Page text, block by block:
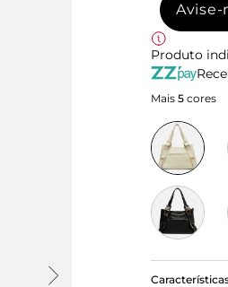
Avise-
Produto
Mais 5 cores